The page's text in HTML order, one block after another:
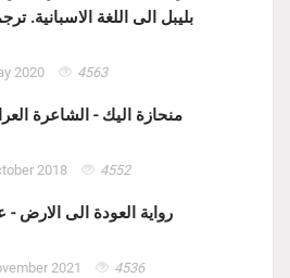
بليبل الى اللغة الاسبانية.
2020 4563
منحازة اليك - الشاعرة
2018 4552
رواية العودة الى الارض -
2021 4536